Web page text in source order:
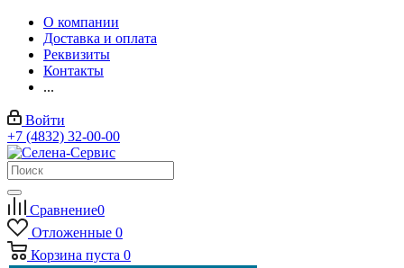
О компании
Доставка и оплата
Реквизиты
Контакты
...
Войти
+7 (4832) 32-00-00
Сравнение0
Отложенные 0
Корзина пуста 0